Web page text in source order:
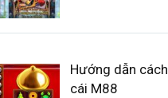
Hướng dẫn
cái M88